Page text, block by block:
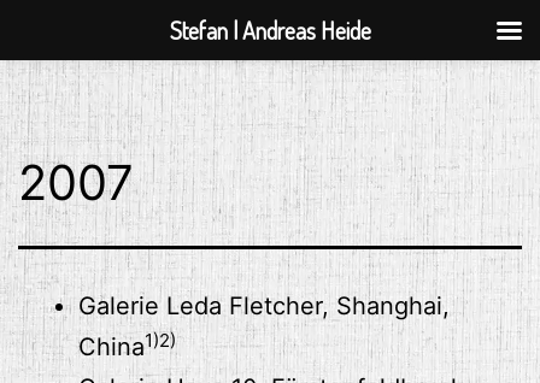
Zum
Inhalt
springen
2007
Galerie Leda Fletcher, Shanghai,
China1)2)
Stefan | Andreas Heide